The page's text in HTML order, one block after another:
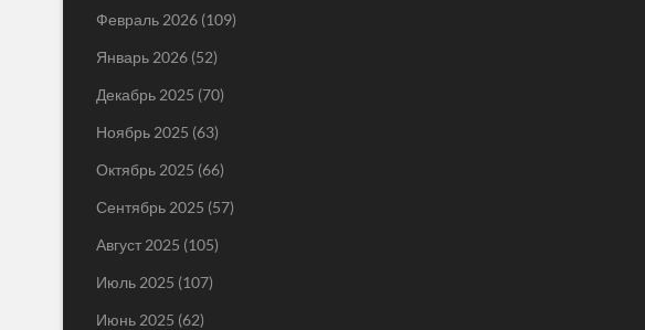
Февраль 2026 (109)
Январь 2026 (52)
Декабрь 2025 (70)
Ноябрь 2025 (63)
Октябрь 2025 (66)
Сентябрь 2025 (57)
Август 2025 (105)
Июль 2025 (107)
Июнь 2025 (62)